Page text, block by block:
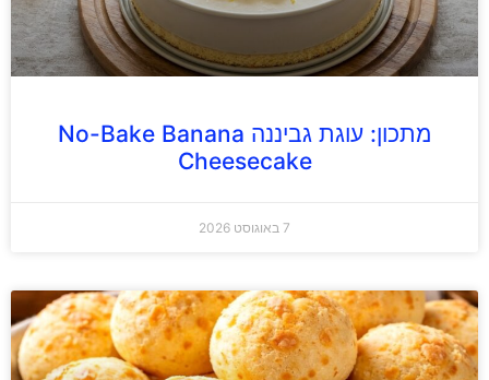
מתכון: עוגת גביננה No-Bake Banana
Cheesecake
7 באוגוסט 2026